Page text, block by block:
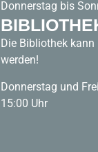
Donnerstag bis
Die Bibliothek
werden!
Donnerstag und
15:00 Uhr